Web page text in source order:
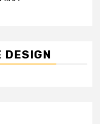
DESIGN